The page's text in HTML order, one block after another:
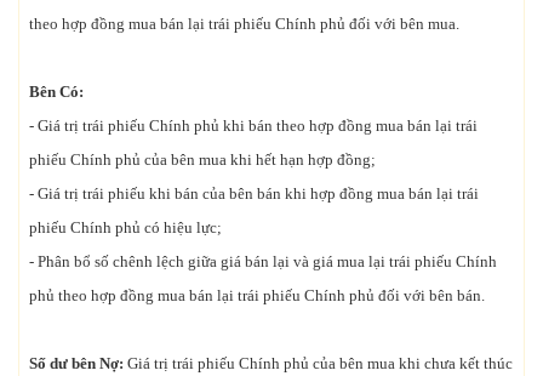
theo hợp đồng mua bán lại trái phiếu Chính phủ đối với bên mua.
Bên Có:
- Giá trị trái phiếu Chính phủ khi bán theo hợp đồng mua bán lại trái
phiếu Chính phủ của bên mua khi hết hạn hợp đồng;
- Giá trị trái phiếu khi bán của bên bán khi hợp đồng mua bán lại trái
phiếu Chính phủ có hiệu lực;
- Phân bổ số chênh lệch giữa giá bán lại và giá mua lại trái phiếu Chính
phủ theo hợp đồng mua bán lại trái phiếu Chính phủ đối với bên bán.
Số dư bên Nợ: Giá trị trái phiếu Chính phủ của bên mua khi chưa kết thúc